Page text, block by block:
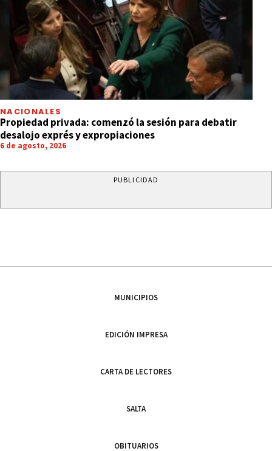
NACIONALES
Propiedad privada: comenzó la sesión para debatir
desalojo exprés y expropiaciones
6 de agosto, 2026
PUBLICIDAD
MUNICIPIOS
EDICIÓN IMPRESA
CARTA DE LECTORES
SALTA
OBITUARIOS